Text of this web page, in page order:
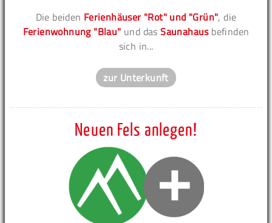
Die beiden Ferienhäuser "Rot" und "Grün", die
Ferienwohnung "Blau" und dasSaunahausbefinden
sich in...
zur Unterkunft
Neuen Fels anlegen!